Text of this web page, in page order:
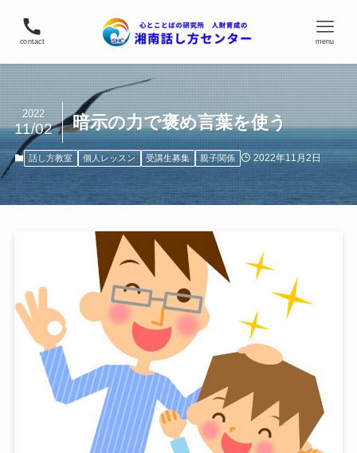
contact menu
暗示の力で褒め言葉を使う
2022
11/02
話し方教室 個人レッスン 受講生募集 親子関係 2022年11月2日